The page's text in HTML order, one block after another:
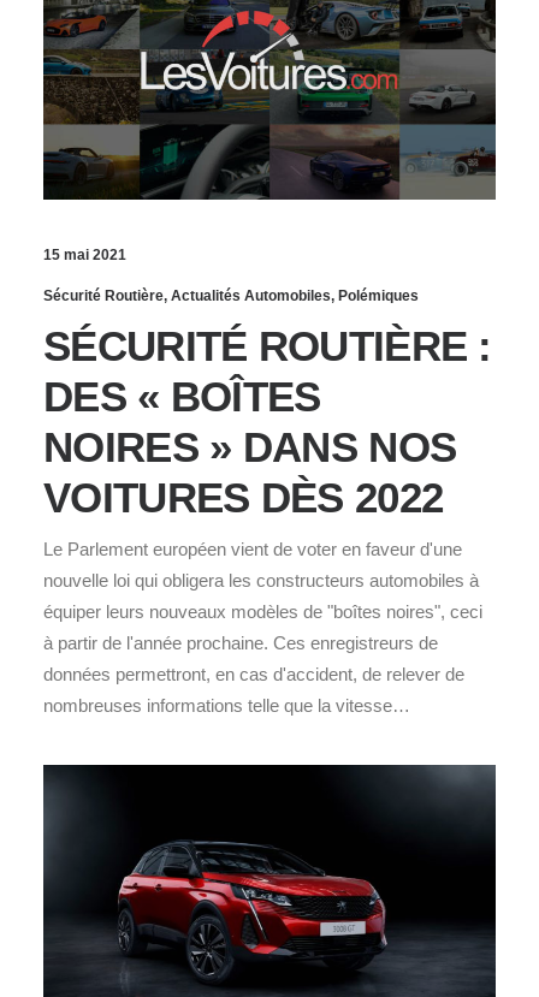
15 mai 2021
Sécurité Routière, Actualités Automobiles, Polémiques
SÉCURITÉ ROUTIÈRE :
DES « BOÎTES
NOIRES » DANS NOS
VOITURES DÈS 2022
Le Parlement européen vient de voter en faveur d'une
nouvelle loi qui obligera les constructeurs automobiles à
équiper leurs nouveaux modèles de "boîtes noires", ceci
à partir de l'année prochaine. Ces enregistreurs de
données permettront, en cas d'accident, de relever de
nombreuses informations telle que la vitesse…